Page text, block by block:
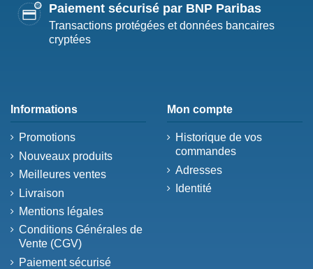
Paiement sécurisé par BNP Paribas
Transactions protégées et données bancaires
cryptées
Informations
Promotions
Nouveaux produits
Meilleures ventes
Livraison
Mentions légales
Conditions Générales de
Vente (CGV)
Paiement sécurisé
Mon compte
Historique de vos
commandes
Adresses
Identité